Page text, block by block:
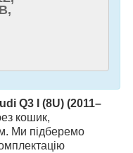
Q3 I (8U) (2011–
кошик,
Ми підберемо